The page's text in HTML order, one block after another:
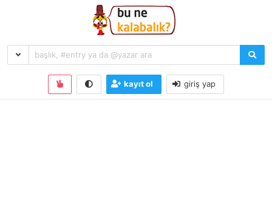
kayıt ol giriş yap